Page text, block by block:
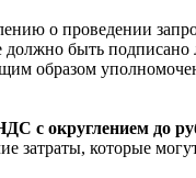
о проведении
быть
образом
с округлением до
затраты, которые